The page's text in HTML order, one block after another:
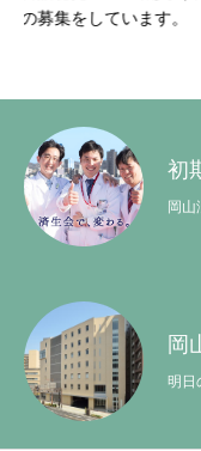
しています。
初
岡山
岡
明日